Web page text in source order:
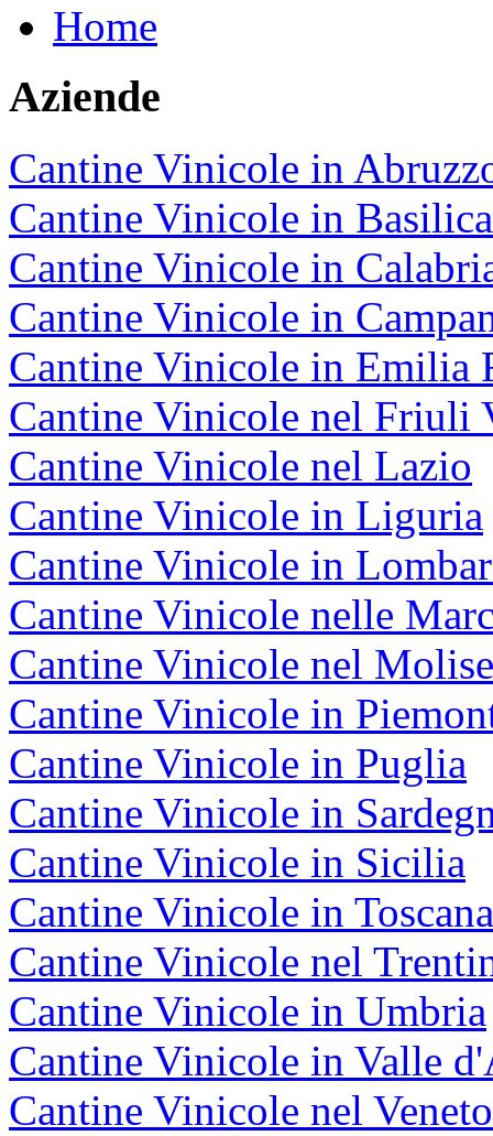
Home
Aziende
Cantine Vinicole in
Cantine Vinicole in
Cantine Vinicole in
Cantine Vinicole in
Cantine Vinicole in Emilia
Cantine Vinicole nel Friuli
Cantine Vinicole nel Lazio
Cantine Vinicole in Liguria
Cantine Vinicole in
Cantine Vinicole nelle
Cantine Vinicole nel Molise
Cantine Vinicole in
Cantine Vinicole in Puglia
Cantine Vinicole in
Cantine Vinicole in Sicilia
Cantine Vinicole in Toscana
Cantine Vinicole nel
Cantine Vinicole in Umbria
Cantine Vinicole in Valle
Cantine Vinicole nel Veneto